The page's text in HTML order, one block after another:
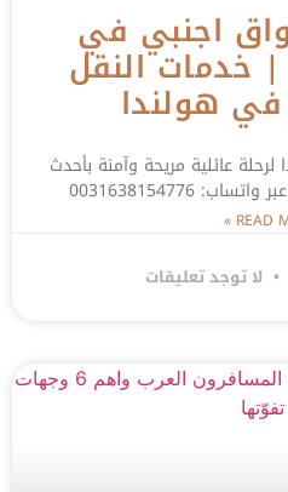
اجنبي في
هولندا 2026 | خدمات النقل
هولندا
عائلية مريحة وآمنة بأحدث
0031638154776
READ
لا توجد تعليقات